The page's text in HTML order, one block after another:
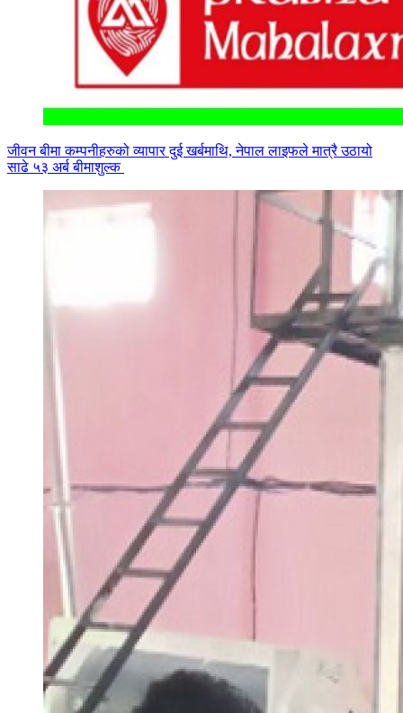
जीवन बीमा कम्पनीहरुको व्यापार दुई खर्बमाथि, नेपाल लाइफले मात्रै उठायो
साढे ५३ अर्ब बीमाशुल्क